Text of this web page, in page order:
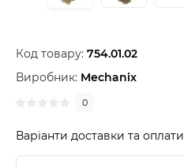
Код товару: 754.01.02
Виробник: Mechanix
0
Варіанти доставки та оплати